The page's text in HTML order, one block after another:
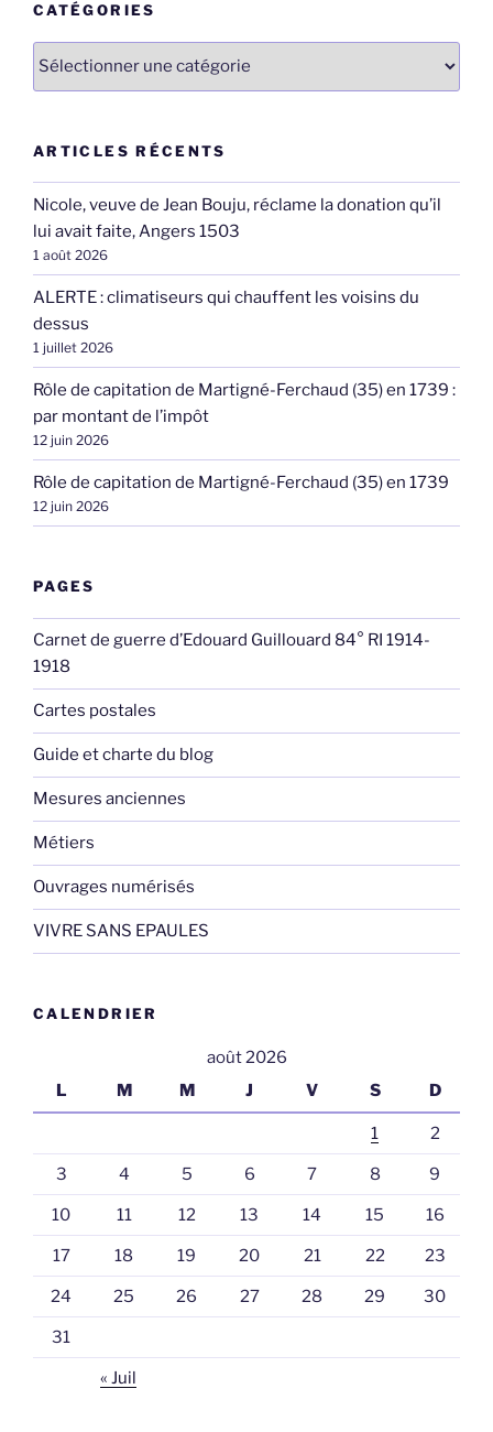
CATÉGORIES
Catégories
ARTICLES RÉCENTS
Nicole, veuve de Jean Bouju, réclame la donation qu’il
lui avait faite, Angers 1503
1 août 2026
ALERTE : climatiseurs qui chauffent les voisins du
dessus
1 juillet 2026
Rôle de capitation de Martigné-Ferchaud (35) en 1739 :
par montant de l’impôt
12 juin 2026
Rôle de capitation de Martigné-Ferchaud (35) en 1739
12 juin 2026
PAGES
Carnet de guerre d’Edouard Guillouard 84° RI 1914-
1918
Cartes postales
Guide et charte du blog
Mesures anciennes
Métiers
Ouvrages numérisés
VIVRE SANS EPAULES
CALENDRIER
août 2026
L
M M J V S D
1 2
3 4 5 6 7 8 9
10 11 12 13 14 15 16
17 18 19 20 21 22 23
24 25 26 27 28 29 30
31
« Juil